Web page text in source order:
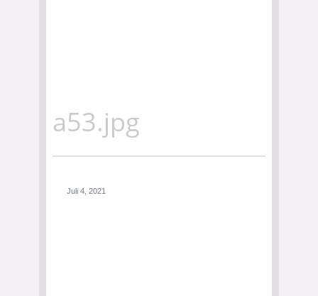
a53.jpg
Juli 4, 2021